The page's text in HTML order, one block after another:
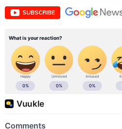
SUBSCRIBE